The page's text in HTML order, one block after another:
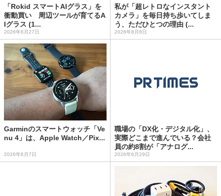
「Rokid スマートAIグラス」を
衝動買い 周辺ツールが育てるA
Iグラス (1...
2026年6月27日
私が「超レトロなインスタント
カメラ」を毎日持ち歩いてしま
う、ただひとつの理由 (...
2026年8月8日
Garminのスマートウォッチ「Ve
nu 4」は、Apple Watch／Pix...
2026年6月7日
職場の「DX化・デジタル化」、
実際どこまで進んでいる？会社
員の約8割が「アナログ...
2026年6月29日